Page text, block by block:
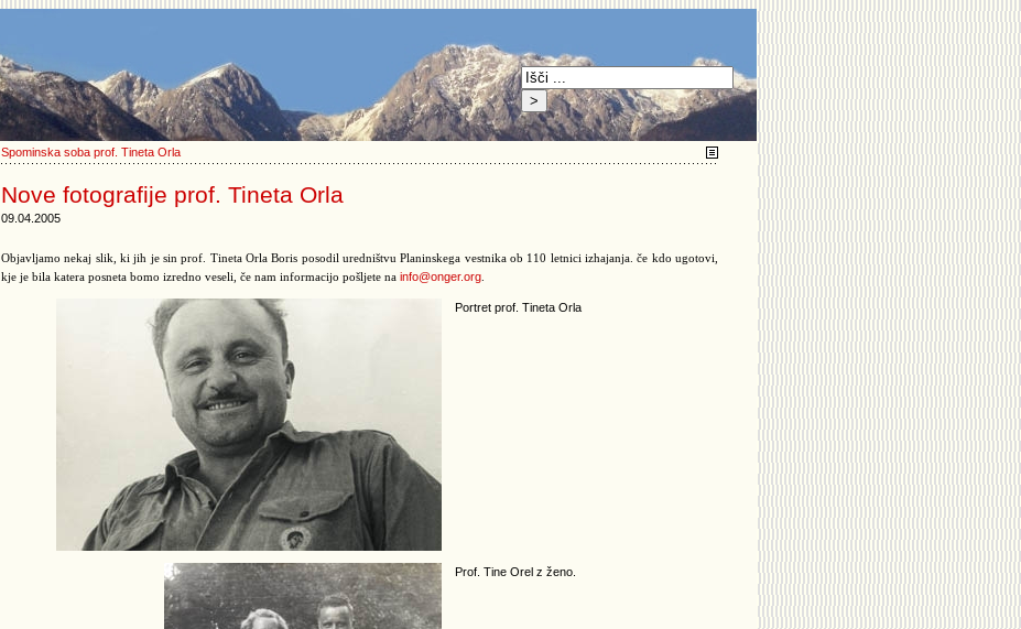
Spominska soba prof. Tineta Orla
Nove fotografije prof. Tineta Orla
09.04.2005
Objavljamo nekaj slik, ki jih je sin prof. Tineta Orla Boris posodil uredništvu Planinskega vestnika ob 110 letnici izhajanja. če kdo ugotovi,
kje je bila katera posneta bomo izredno veseli, če nam informacijo pošljete na info@onger.org.
Portret prof. Tineta Orla
Prof. Tine Orel z ženo.